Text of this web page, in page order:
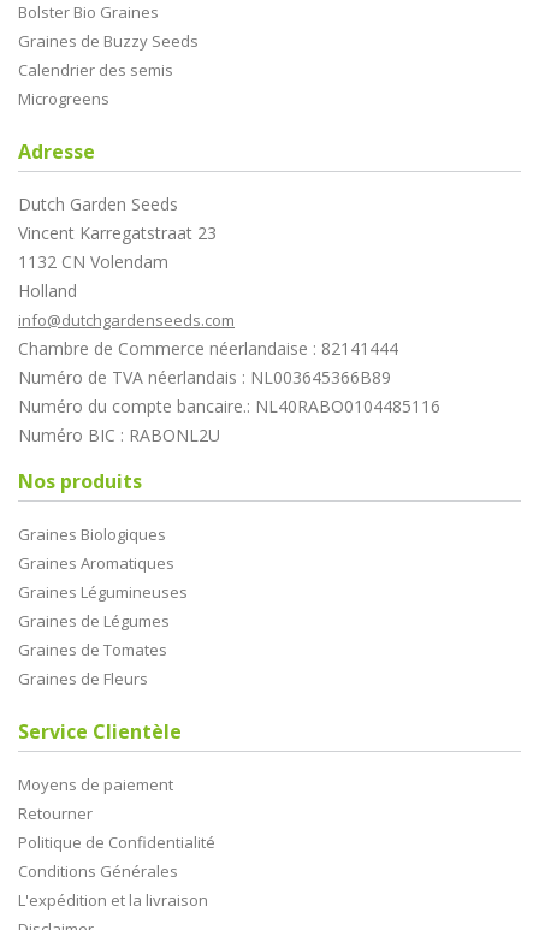
Bolster Bio Graines
Graines de Buzzy Seeds
Calendrier des semis
Microgreens
Adresse
Dutch Garden Seeds
Vincent Karregatstraat 23
1132 CN Volendam
Holland
info@dutchgardenseeds.com
Chambre de Commerce néerlandaise : 82141444
Numéro de TVA néerlandais : NL003645366B89
Numéro du compte bancaire.: NL40RABO0104485116
Numéro BIC : RABONL2U
Nos produits
Graines Biologiques
Graines Aromatiques
Graines Légumineuses
Graines de Légumes
Graines de Tomates
Graines de Fleurs
Service Clientèle
Moyens de paiement
Retourner
Politique de Confidentialité
Conditions Générales
L'expédition et la livraison